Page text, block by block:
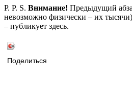
P. P. S. Внимание! Предыдущий
невозможно физически – их
– публикует здесь.
Поделиться